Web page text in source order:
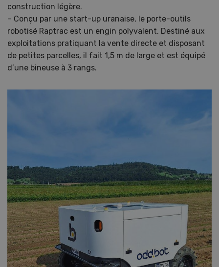
construction légère.
– Conçu par une start-up uranaise, le porte-outils
robotisé Raptrac est un engin polyvalent. Destiné aux
exploitations pratiquant la vente directe et disposant
de petites parcelles, il fait 1,5 m de large et est équipé
d’une bineuse à 3 rangs.